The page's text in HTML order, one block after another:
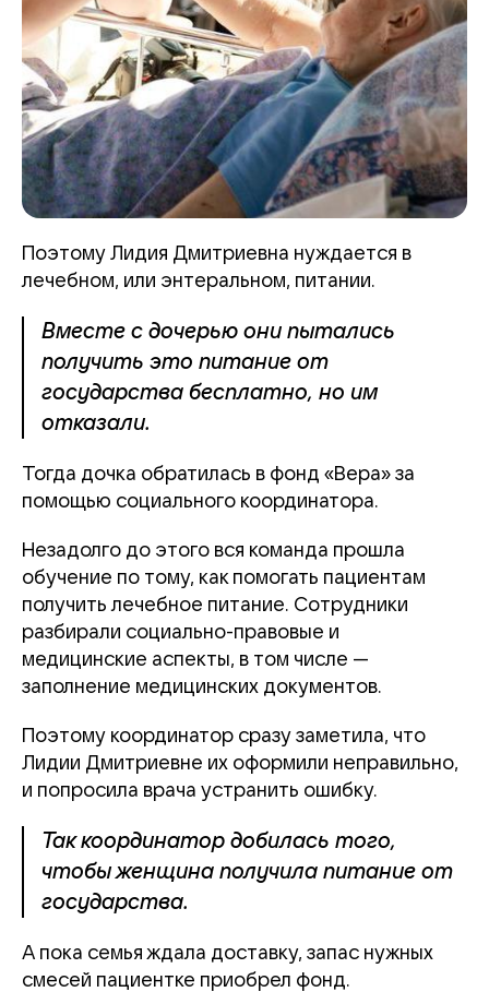
Поэтому Лидия Дмитриевна нуждается в
лечебном, или энтеральном, питании.
Вместе с дочерью они пытались
получить это питание от
государства бесплатно, но им
отказали.
Тогда дочка обратилась в фонд «Вера» за
помощью социального координатора.
Незадолго до этого вся команда прошла
обучение по тому, как помогать пациентам
получить лечебное питание. Сотрудники
разбирали социально-правовые и
медицинские аспекты, в том числе —
заполнение медицинских документов.
Поэтому координатор сразу заметила, что
Лидии Дмитриевне их оформили неправильно,
и попросила врача устранить ошибку.
Так координатор добилась того,
чтобы женщина получила питание от
государства.
А пока семья ждала доставку, запас нужных
смесей пациентке приобрел фонд.